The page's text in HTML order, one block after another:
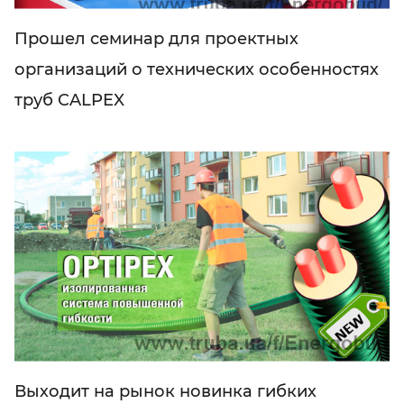
Прошел семинар для проектных
организаций о технических особенностях
труб CALPEX
Выходит на рынок новинка гибких